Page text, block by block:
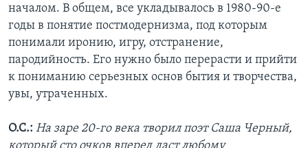
началом. В общем, все укладывалось в 1980-90-е
годы в понятие постмодернизма, под которым
понимали иронию, игру, отстранение,
пародийность. Его нужно было перерасти и прийти
к пониманию серьезных основ бытия и творчества,
увы, утраченных.
О.С.: На заре 20-го века творил поэт Саша Черный,